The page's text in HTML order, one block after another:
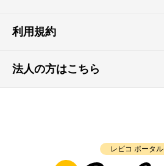
利用規約
法人の方はこちら
レビコ ポータル